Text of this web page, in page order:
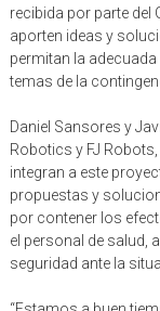
recibida por parte del
aporten ideas y
permitan la
temas de la
Daniel Sansores y
Robotics y FJ
integran a este
propuestas y
por contener los
el personal de salud,
seguridad ante la